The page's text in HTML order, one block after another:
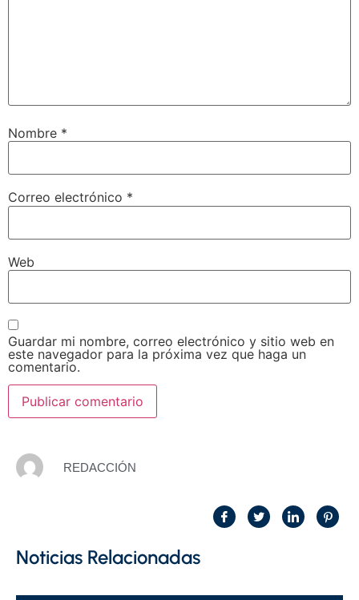
Nombre *
Correo electrónico *
Web
Guardar mi nombre, correo electrónico y sitio web en
este navegador para la próxima vez que haga un
comentario.
REDACCIÓN
Noticias Relacionadas